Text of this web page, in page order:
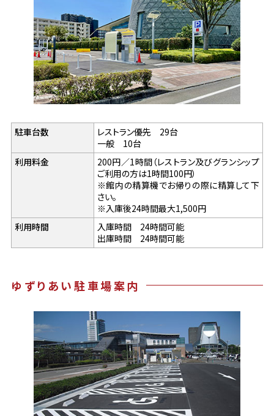
駐車台数
レストラン優先 29台
一般 10台
利用料金
200円／1時間（レストラン及びグランシップ
ご利用の方は1時間100円）
※館内の精算機でお帰りの際に精算して下
さい。
※入庫後24時間最大1,500円
利用時間
入庫時間 24時間可能
出庫時間 24時間可能
ゆずりあい駐車場案内